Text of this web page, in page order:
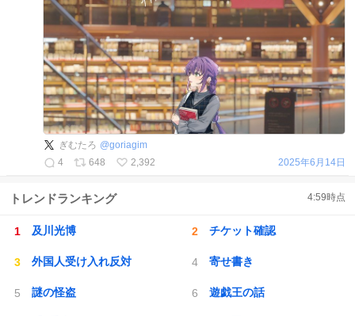
ぎむたろ @goriagim
4
648 2,392 2025年6月14日
トレンドランキング 4:59時点
及川光博 チケット確認
外国人受け入れ反対 寄せ書き
謎の怪盗 遊戯王の話